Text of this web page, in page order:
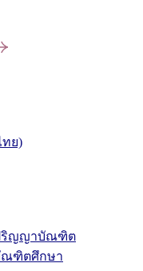
ย)
ริญญาบัณฑิต
ณฑิตศึกษา